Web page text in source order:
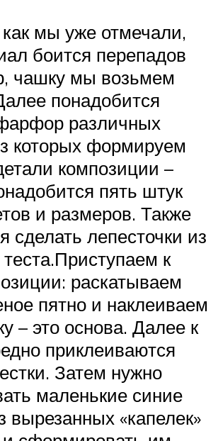
как мы уже отмечали,
боится перепадов
чашку мы возьмем
понадобится
различных
которых формируем
композиции –
пять штук
и размеров. Также
сделать лепесточки из
теста.Приступаем к
раскатываем
пятно и наклеиваем
– это основа. Далее к
приклеиваются
Затем нужно
маленькие синие
вырезанных «капелек»